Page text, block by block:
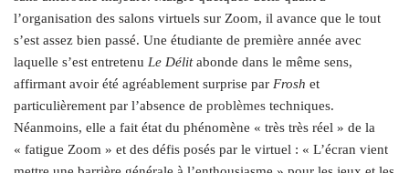
l’organisation des salons virtuels sur Zoom, il avance que le tout
s’est assez bien passé. Une étudiante de première année avec
laquelle s’est entretenu Le Délitabonde dans le même sens,
affirmant avoir été agréablement surprise par Frosh et
particulièrement par l’absence de problèmes techniques.
Néanmoins, elle a fait état du phénomène « très très réel » de la
« fatigue Zoom » et des défis posés par le virtuel : « L’écran vient